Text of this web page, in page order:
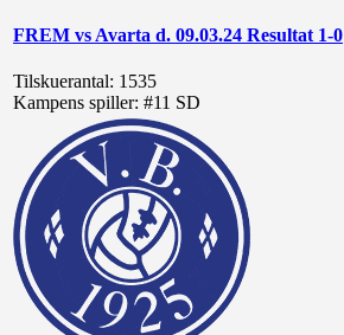
FREM vs Avarta d. 09.03.24 Resultat 1-0
Tilskuerantal: 1535
Kampens spiller: #11 SD